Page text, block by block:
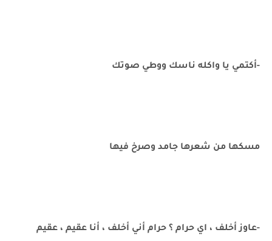
-أكتمي يا واكله ناسك ووطي صوتك
مسكها من شعرها جامد وصرخ فيها
-عاوز أخلف ، اي حرام ؟ حرام أني أخلف ، أنا عقيم ، عقيم